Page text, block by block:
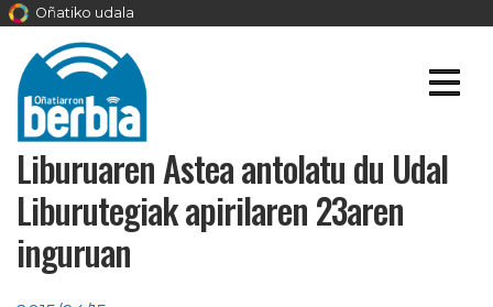
Oñatiko udala
Liburuaren Astea antolatu du Udal
Liburutegiak apirilaren 23aren
inguruan